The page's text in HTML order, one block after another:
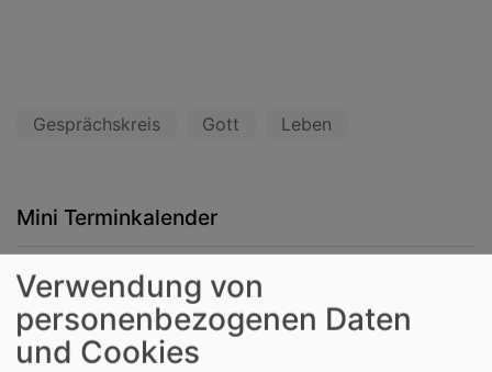
Gesprächskreis Gott Leben
Mini Terminkalender
August 2026
Mo Di Mi Do Fr Sa So
Verwendung von
personenbezogenen Daten
und Cookies